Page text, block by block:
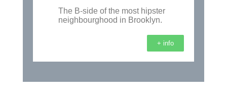
The B-side of the most hipster
neighbourghood in Brooklyn.
+ info